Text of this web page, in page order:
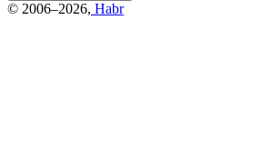
© 2006–2026, Habr